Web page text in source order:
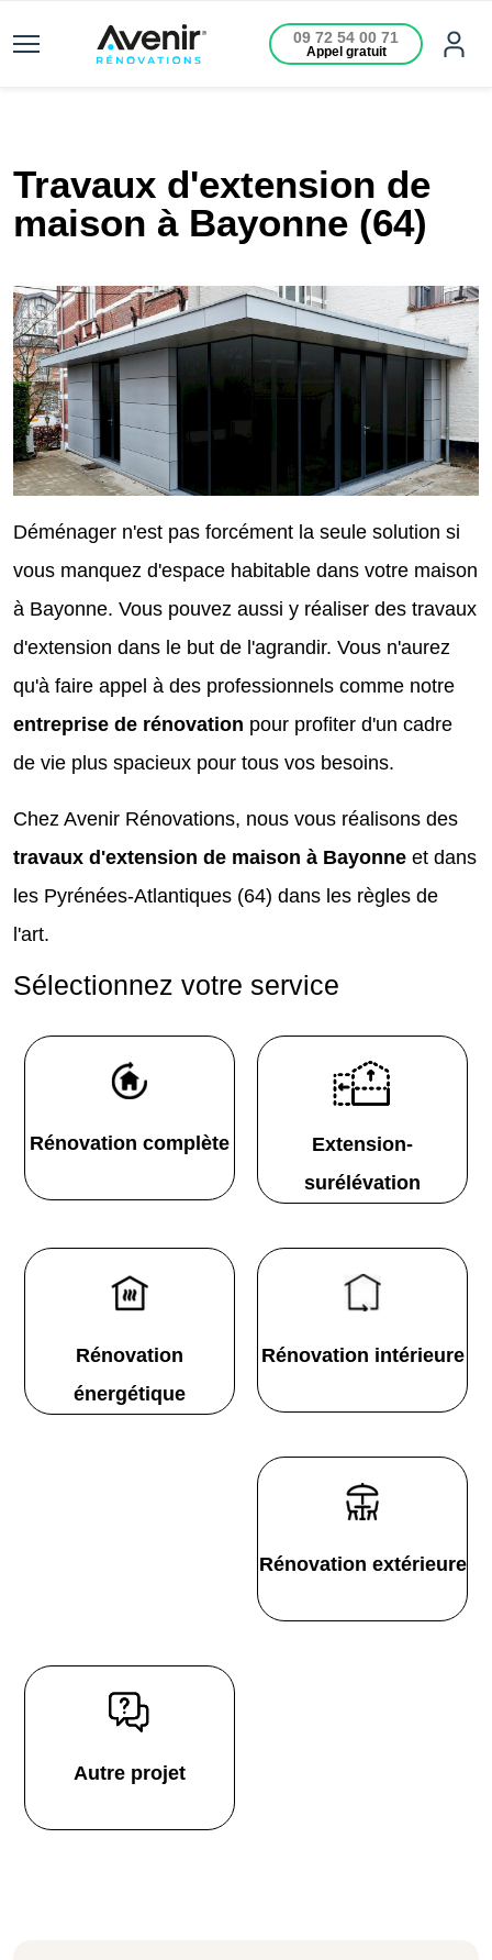
09 72 54 00 71
Appel gratuit
Travaux d'extension de
maison à Bayonne (64)
Déménager n'est pas forcément la seule solution si
vous manquez d'espace habitable dans votre maison
à Bayonne. Vous pouvez aussi y réaliser des travaux
d'extension dans le but de l'agrandir. Vous n'aurez
qu'à faire appel à des professionnels comme notre
entreprise de rénovation pour profiter d'un cadre
de vie plus spacieux pour tous vos besoins.
Chez Avenir Rénovations, nous vous réalisons des
travaux d'extension de maison à Bayonne et dans
les Pyrénées-Atlantiques (64) dans les règles de
l'art.
Sélectionnez votre service
Rénovation complète
Extension-
surélévation
Rénovation
énergétique
Rénovation intérieure
Rénovation extérieure
Autre projet